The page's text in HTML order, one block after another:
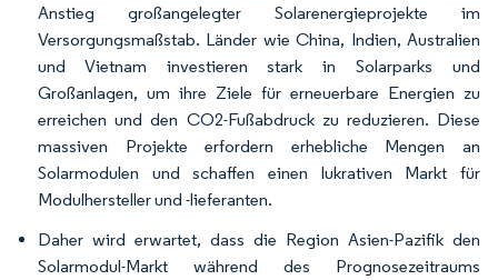
Anstieg großangelegter Solarenergieprojekte im
Versorgungsmaßstab. Länder wie China, Indien, Australien
und Vietnam investieren stark in Solarparks und
Großanlagen, um ihre Ziele für erneuerbare Energien zu
erreichen und den CO2-Fußabdruck zu reduzieren. Diese
massiven Projekte erfordern erhebliche Mengen an
Solarmodulen und schaffen einen lukrativen Markt für
Modulhersteller und -lieferanten.
Daher wird erwartet, dass die Region Asien-Pazifik den
Solarmodul-Markt während des Prognosezeitraums